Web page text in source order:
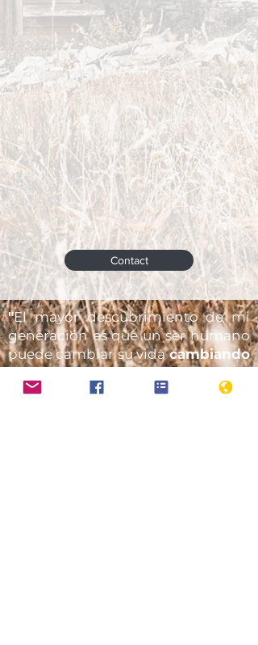
Contact
"El mayor descubrimiento de mi
generación es que un ser humano
puede cambiar su vidacambiando
William James,
considerado uno